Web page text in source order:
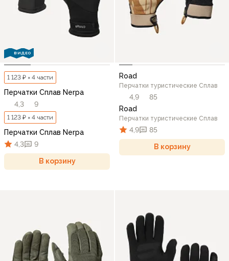
ВИДЕО
1 123 ₽ × 4 части
Перчатки Сплав Nerpa
4,3
9
1 123 ₽ × 4 части
Перчатки Сплав Nerpa
4,3
9
В корзину
Road
Перчатки туристические Сплав
4,9
85
Road
Перчатки туристические Сплав
4,9 85
В корзину